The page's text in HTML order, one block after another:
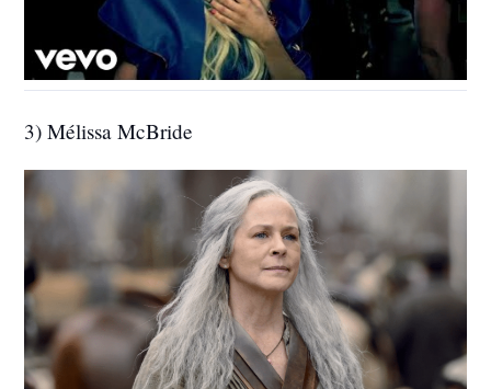
3) Mélissa McBride